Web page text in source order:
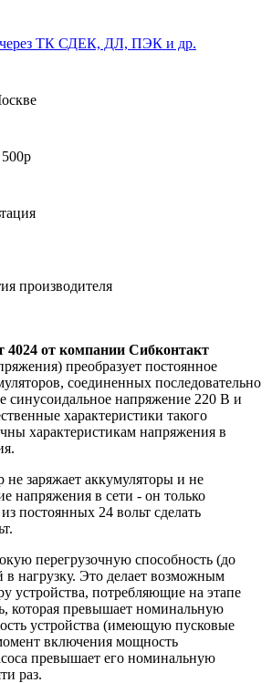
через ТК СДЕК, ДЛ, ПЭК и др.
производителя
4024 от компании Сибконтакт
преобразует постоянное
соединенных последовательно
синусоидальное напряжение 220 В и
характеристики такого
характеристикам напряжения в
заряжает аккумуляторы и не
напряжения в сети - он только
постоянных 24 вольт сделать
перегрузочную способность (до
в нагрузку. Это делает возможным
устройства, потребляющие на этапе
которая превышает номинальную
устройства (имеющую пусковые
включения мощность
превышает его номинальную
раз.